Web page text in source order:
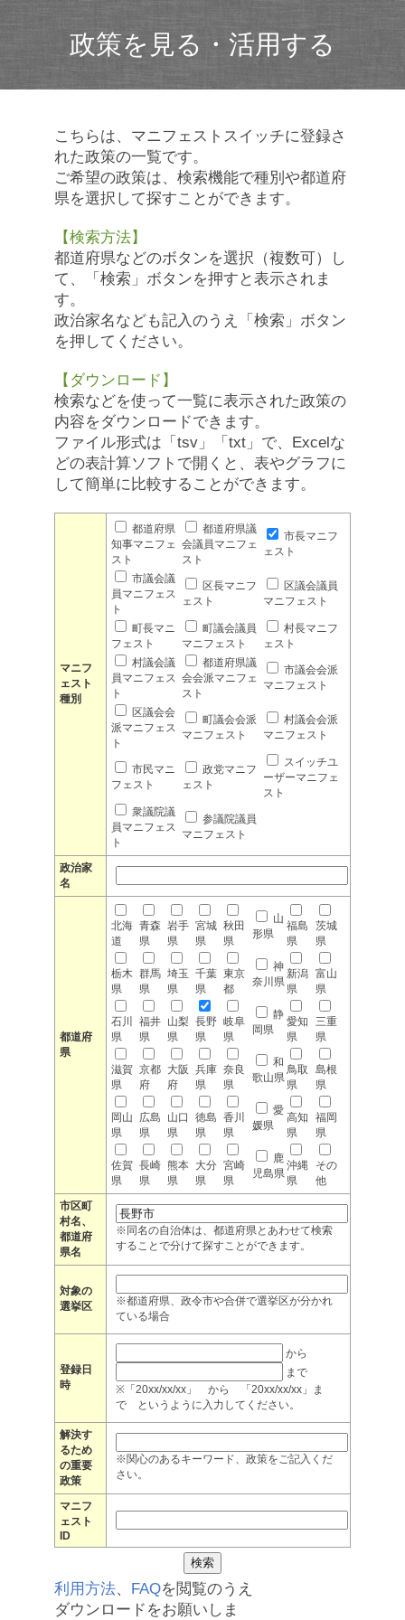
政策を見る・活用する
こちらは、マニフェストスイッチに登録さ
れた政策の一覧です。
ご希望の政策は、検索機能で種別や都道府
県を選択して探すことができます。
【検索方法】
都道府県などのボタンを選択（複数可）し
て、「検索」ボタンを押すと表示されま
す。
政治家名なども記入のうえ「検索」ボタン
を押してください。
【ダウンロード】
検索などを使って一覧に表示された政策の
内容をダウンロードできます。
ファイル形式は「tsv」「txt」で、Excelな
どの表計算ソフトで開くと、表やグラフに
して簡単に比較することができます。
マニフ
ェスト
種別
都道府県
知事マニフェ
スト
都道府県議
会議員マニフェ
スト
市長マニフ
ェスト
市議会議
員マニフェス
ト
区長マニフ
ェスト
区議会議員
マニフェスト
町長マニ
フェスト
町議会議員
マニフェスト
村長マニフ
ェスト
村議会議
員マニフェス
ト
都道府県議
会会派マニフェ
スト
市議会会派
マニフェスト
区議会会
派マニフェス
ト
町議会会派
マニフェスト
村議会会派
マニフェスト
市民マニ
フェスト
政党マニフ
ェスト
スイッチユ
ーザーマニフェ
スト
衆議院議
員マニフェス
ト
参議院議員
マニフェスト
政治家
名
都道府
県
北海
道
青森
県
岩手
県
宮城
県
秋田
県
山
形県
福島
県
茨城
県
栃木
県
群馬
県
埼玉
県
千葉
県
東京
都
神
奈川県
新潟
県
富山
県
石川
県
福井
県
山梨
県
長野
県
岐阜
県
静
岡県
愛知
県
三重
県
滋賀
県
京都
府
大阪
府
兵庫
県
奈良
県
和
歌山県
鳥取
県
島根
県
岡山
県
広島
県
山口
県
徳島
県
香川
県
愛
媛県
高知
県
福岡
県
佐賀
県
長崎
県
熊本
県
大分
県
宮崎
県
鹿
児島県
沖縄
県
その
他
市区町
村名、
都道府
県名
※同名の自治体は、都道府県とあわせて検索
することで分けて探すことができます。
対象の
選挙区
※都道府県、政令市や合併で選挙区が分かれ
ている場合
登録日
時
から
まで
※「20xx/xx/xx」 から 「20xx/xx/xx」ま
で というように入力してください。
解決す
るため
の重要
政策
※関心のあるキーワード、政策をご記入くだ
さい。
マニフ
ェスト
ID
利用方法、 FAQを閲覧のうえ
ダウンロードをお願いしま